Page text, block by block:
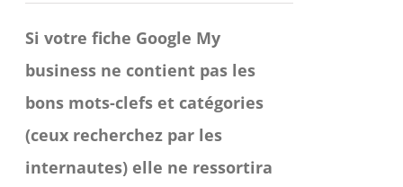
Si votre fiche Google My
business ne contient pas les
bons mots-clefs et catégories
(ceux recherchez par les
internautes) elle ne ressortira